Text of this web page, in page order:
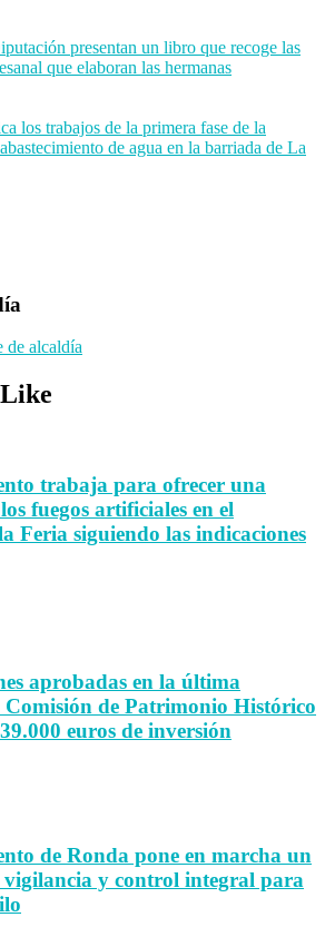
presentan un libro que recoge las
que elaboran las hermanas
los trabajos de la primera fase de la
de agua en la barriada de La
de alcaldía
trabaja para ofrecer una
fuegos artificiales en el
Feria siguiendo las indicaciones
aprobadas en la última
de Patrimonio Histórico
euros de inversión
de Ronda pone en marcha un
y control integral para